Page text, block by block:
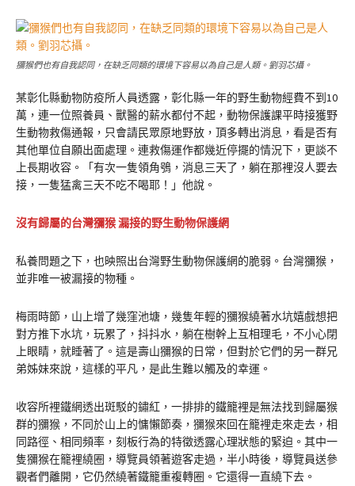
獼猴們也有自我認同，在缺乏同類的環境下容易以為自己是人類。劉羽芯攝。
某彰化縣動物防疫所人員透露，彰化縣一年的野生動物經費不到10
萬，連一位照養員、獸醫的薪水都付不起，動物保護課平時接獲野
生動物救傷通報，只會請民眾原地野放，頂多轉出消息，看是否有
其他單位自願出面處理。連救傷運作都幾近停擺的情況下，更談不
上長期收容。「有次一隻領角鴞，消息三天了，躺在那裡沒人要去
接，一隻猛禽三天不吃不喝耶！」他說。
沒有歸屬的台灣獼猴 漏接的野生動物保護網
私養問題之下，也映照出台灣野生動物保護網的脆弱。台灣獼猴，
並非唯一被漏接的物種。
梅雨時節，山上增了幾窪池塘，幾隻年輕的獼猴繞著水坑嬉戲想把
對方推下水坑，玩累了，抖抖水，躺在樹幹上互相理毛，不小心閉
上眼睛，就睡著了。這是壽山獼猴的日常，但對於它們的另一群兄
弟姊妹來說，這樣的平凡，是此生難以觸及的幸運。
收容所裡鐵網透出斑駁的鏽紅，一排排的鐵籠裡是無法找到歸屬猴
群的獼猴，不同於山上的慵懶節奏，獼猴來回在籠裡走來走去，相
同路徑、相同頻率，刻板行為的特徵透露心理狀態的緊迫。其中一
隻獼猴在籠裡繞圈，導覽員領著遊客走過，半小時後，導覽員送參
觀者們離開，它仍然繞著鐵籠重複轉圈。它還得一直繞下去。